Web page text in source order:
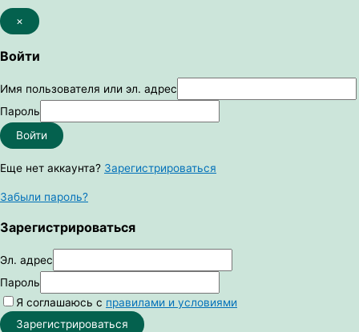
×
Войти
Имя пользователя или эл. адрес
Пароль
Войти
Еще нет аккаунта? Зарегистрироваться
Забыли пароль?
Зарегистрироваться
Эл. адрес
Пароль
Я соглашаюсь с правилами и условиями
Зарегистрироваться